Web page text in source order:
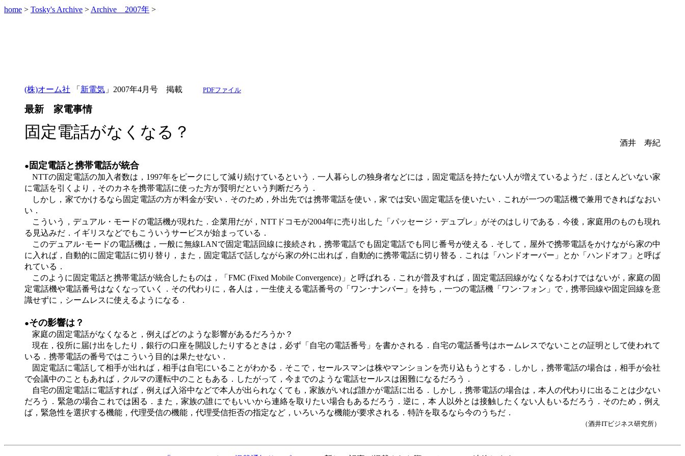
home > Tosky's Archive > Archive 2007年 >
(株)オーム社 「 新電気 」2007年4月号 掲載 PDFファイル
最新 家電事情
固定電話がなくなる？
酒井 寿紀
● 固定電話と携帯電話が統合
NTTの固定電話の加入者数は， 1997年をピークにして減り続けているという．一人暮らしの独身者などには，固定電話を持たない人が増えているようだ．ほとんどいない家
に電話を引くより，そのカネを携帯電話に使った方が賢明だという判断だろう．
しかし，家でかけるなら固定電話の方が料金が安い．そのため，外出先では携帯電話を使い，家では安い固定電話を使いたい．これが一つの電話機で兼用できればなおい
い．
こういう，デュアル・モードの電話機が現れた．企業用だが，NTT ドコモが2004年に売り出した「パッセージ・デュプレ」がそのはしりである．今後，家庭用のものも現れ
る見込みだ．イギリスなどでもこういうサービスが始まっている．
このデュアル･モードの電話機は，一般に無線LANで固定電話回線に接続され，携帯電話でも固定電話でも同じ番号が使える．そして，屋外で携帯電話をかけながら家の中
に入れば，自動的に固定電話に切り替り，また，固定電話で話しながら家の外に出れば，自動的に携帯電話に切り替る．これは「ハンドオーバー」とか「ハンドオフ」と呼ば
れている．
このように固定電話と携帯電話が統合したものは，「FMC (Fixed Mobile Convergence) 」と呼ばれる．これが普及すれば，固定電話回線がなくなるわけではないが，家庭の固
定電話機や電話番号はなくなっていく．その代わりに，各人は，一生使える電話番号の「ワン･ナンバー」を持ち，一つの電話機「ワン･フォン」で，携帯回線や固定回線を意
識せずに，シームレスに使えるようになる．
●その影響は？
家庭の固定電話がなくなると，例えばどのような影響があるだろうか？
現在，役所に届け出をしたり，銀行の口座を開設したりするときは，必ず「自宅の電話番号」を書かされる．自宅の電話番号はホームレスでないことの証明として使われて
いる．携帯電話の番号ではこういう目的は果たせない．
固定電話に電話して相手が出れば，相手は自宅にいることがわかる．そこで，セールスマンは株やマンションを売り込もうとする．しかし，携帯電話の場合は，相手が会社
で会議中のこともあれば，クルマの運転中のこともある．したがって，今までのような電話セールスは困難になるだろう．
自宅の固定電話に電話すれば，例えば入浴中などで本人が出られなくても，家族がいれば誰かが電話に出る．しかし，携帯電話の場合は，本人の代わりに出ることは少ない
だろう．緊急の場合これでは困る．また，家族の誰にでもいいから連絡を取りたい場合もあるだろう．逆に，本 人以外とは接触したくない人もいるだろう．そのため，例え
ば，緊急性を選択する機能，代理受信の機能，代理受信拒否の指定など，いろいろな機能が要求される．特許を取るなら今のうちだ．
（酒井ITビジネス研究所）